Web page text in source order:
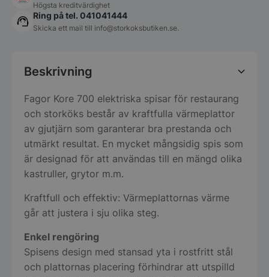
Högsta kreditvärdighet
Ring på tel. 041041444
Skicka ett mail till info@storkoksbutiken.se.
Beskrivning
Fagor Kore 700 elektriska spisar för restaurang
och storköks består av kraftfulla värmeplattor
av gjutjärn som garanterar bra prestanda och
utmärkt resultat. En mycket mångsidig spis som
är designad för att användas till en mängd olika
kastruller, grytor m.m.
Kraftfull och effektiv: Värmeplattornas värme
går att justera i sju olika steg.
Enkel rengöring
Spisens design med stansad yta i rostfritt stål
och plattornas placering förhindrar att utspilld